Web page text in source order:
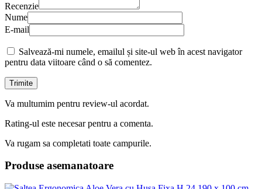
Recenzie
Nume
E-mail
Salvează-mi numele, emailul și site-ul web în acest navigator
pentru data viitoare când o să comentez.
Va multumim pentru review-ul acordat.
Rating-ul este necesar pentru a comenta.
Va rugam sa completati toate campurile.
Produse asemanatoare